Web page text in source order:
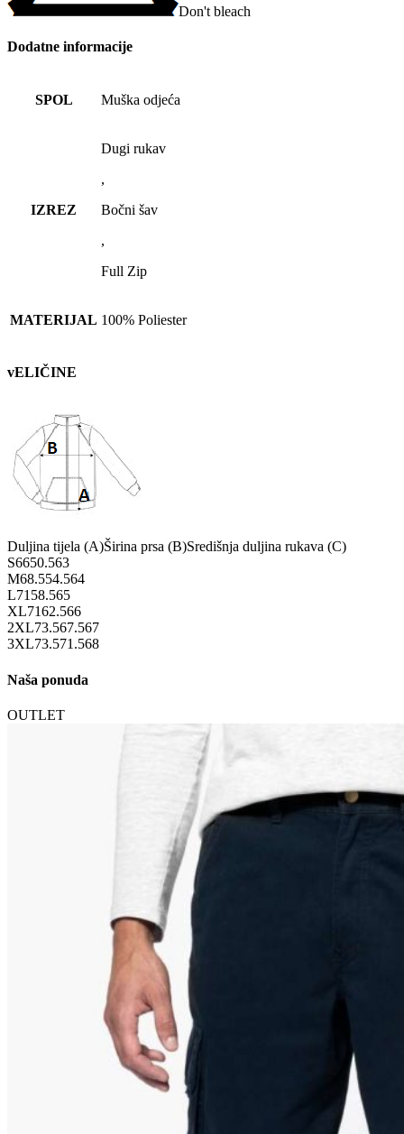
Don't bleach
Dodatne informacije
SPOL Muška odjeća
IZREZ
Dugi rukav
,
Bočni šav
,
Full Zip
MATERIJAL 100% Poliester
vELIČINE
Duljina tijela (A)Širina prsa (B)Središnja duljina rukava (C)
S6650.563
M68.554.564
L71 58.565
XL7162.566
2XL73.567.567
3XL73.571.568
Naša ponuda
OUTLET